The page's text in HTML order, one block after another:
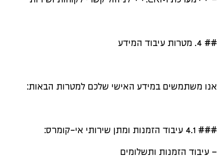
## 4. מטרות עיבוד המידע
אנו משתמשים במידע האישי שלכם למטרות הבאות:
### 4.1 עיבוד הזמנות ומתן שירותי אי-קומרס:
– עיבוד הזמנות ותשלומים